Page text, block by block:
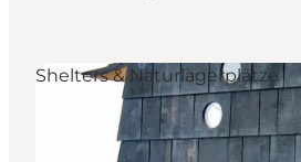
Shelters & Naturlagerplätze